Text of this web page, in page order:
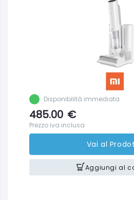
Disponibilità immediata
485.00 €
Prezzo iva inclusa
Vai al
Aggiungi al